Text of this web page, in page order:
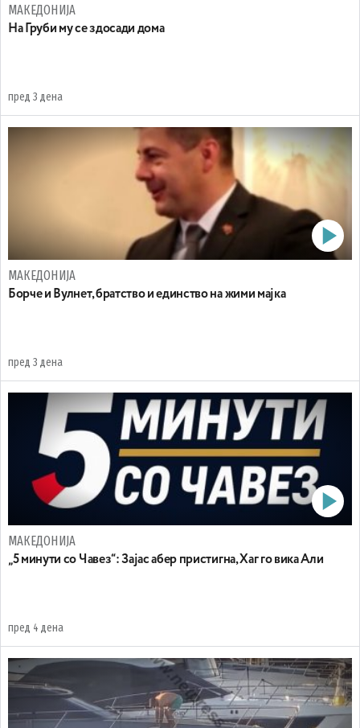
МАКЕДОНИЈА
На Груби му се здосади дома
пред 3 дена
МАКЕДОНИЈА
Борче и Вулнет, братство и единство на жими мајка
пред 3 дена
МАКЕДОНИЈА
„5 минути со Чавез“: Зајас абер пристигна, Хаг го вика Али
пред 4 дена